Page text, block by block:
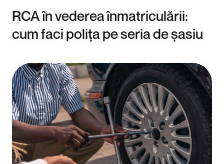
RCA în vederea înmatriculării:
cum faci polița pe seria de șasiu